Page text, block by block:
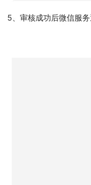
5、审核成功后微信服务